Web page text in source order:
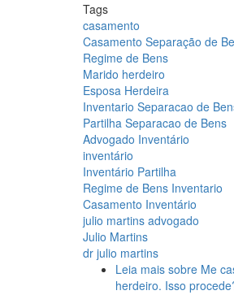
Tags
casamento
Casamento Separação de
Regime de Bens
Marido herdeiro
Esposa Herdeira
Inventario Separacao de
Partilha Separacao de Bens
Advogado Inventário
inventário
Inventário Partilha
Regime de Bens Inventario
Casamento Inventário
julio martins advogado
Julio Martins
dr julio martins
Leia mais sobre Me
herdeiro. Isso